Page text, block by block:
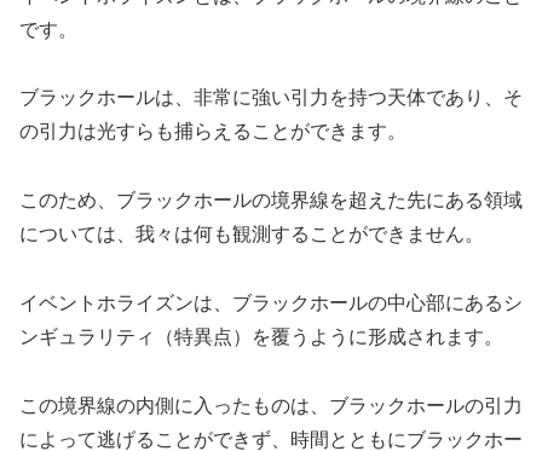
です。
ブラックホールは、非常に強い引力を持つ天体であり、そ
の引力は光すらも捕らえることができます。
このため、ブラックホールの境界線を超えた先にある領域
については、我々は何も観測することができません。
イベントホライズンは、ブラックホールの中心部にあるシ
ンギュラリティ（特異点）を覆うように形成されます。
この境界線の内側に入ったものは、ブラックホールの引力
によって逃げることができず、時間とともにブラックホー